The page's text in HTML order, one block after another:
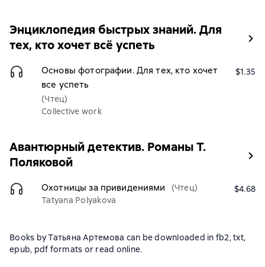
Энциклопедия быстрых знаний. Для
тех, кто хочет всё успеть
Основы фотографии. Для тех, кто хочет
все успеть
(Чтец)
Collective work
$1.35
Авантюрный детектив. Романы Т.
Поляковой
Охотницы за привидениями
(Чтец)
Tatyana Polyakova
$4.68
Books by Татьяна Артемова can be downloaded in fb2, txt,
epub, pdf formats or read online.